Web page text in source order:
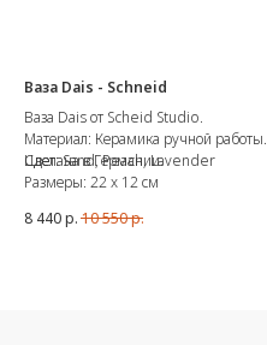
Ваза Dais - Schneid
Ваза Dais от Scheid Studio.
Материал: Керамика ручной работы.
Сделана в Германии.
Цвет: Sand, Peach, Lavender
Размеры: 22 x 12 см
8 440р. 10 550р.